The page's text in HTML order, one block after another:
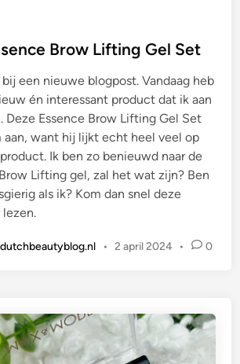
Brow Lifting Gel Set
een nieuwe blogpost. Vandaag heb
én interessant product dat ik aan
Deze Essence Brow Lifting Gel Set
aan, want hij lijkt echt heel veel op
Ik ben zo benieuwd naar de
Brow Lifting gel, zal het wat zijn? Ben
als ik? Kom dan snel deze
• 2 april 2024 • 0